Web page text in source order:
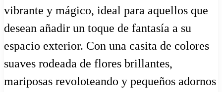
vibrante y mágico, ideal para aquellos que
desean añadir un toque de fantasía a su
espacio exterior. Con una casita de colores
suaves rodeada de flores brillantes,
mariposas revoloteando y pequeños adornos